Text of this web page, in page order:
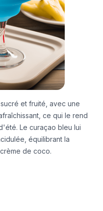
et fruité, avec une
ce qui le rend
Le curaçao bleu lui
équilibrant la
de coco.